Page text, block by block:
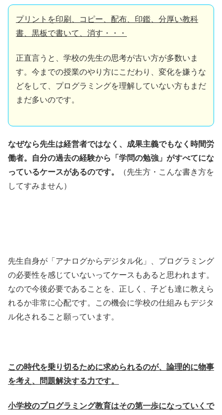
プリントを印刷、コピー、配布、印鑑、分厚い教科
書、黒板で書いて、消す・・・
正直言うと、学校の先生の思考が古い方が多数いま
す。今までの授業のやり方にこだわり、変化を嫌うな
どをして、プログラミングを理解していない方もまだ
まだ多いのです。
なぜなら先生は経営者ではなく、成果主義でもなく時間労
働者。自分の過去の経験から「学問の勉強」がすべてにな
っているケースがあるのです。
（先生方・こんな書き方を
してすみません）
先生自身が「アナログからデジタル化」、プログラミング
の必要性を感じていないってケースもあると思われます。
なので今後必要であることを、正しく、子ども達に教えら
れるか非常に心配です。この機会に学校の仕組みもデジタ
ル化されること願っています。
この時代を乗り切るために求められるのが、論理的に物事
を考え、問題解決する力です。
小学校のプログラミング教育はその第一歩になっていくで